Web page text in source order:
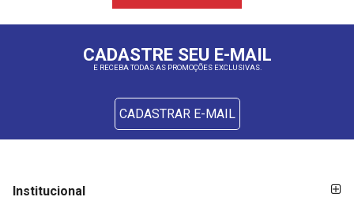
CADASTRE SEU E-MAIL
E RECEBA TODAS AS PROMOÇÕES EXCLUSIVAS.
CADASTRAR E-MAIL
DE
PAGAMENTO
Institucional